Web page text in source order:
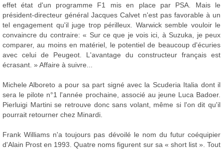
effet état d'un programme F1 mis en place par PSA. Mais le
président-directeur général Jacques Calvet n'est pas favorable à un
tel engagement qu'il juge trop périlleux. Warwick semble vouloir le
convaincre du contraire: « Sur ce que je vois ici, à Suzuka, je peux
comparer, au moins en matériel, le potentiel de beaucoup d'écuries
avec celui de Peugeot. L'avantage du constructeur français est
écrasant. » Affaire à suivre...
Michele Alboreto a pour sa part signé avec la Scuderia Italia dont il
sera le pilote n°1 l'année prochaine, associé au jeune Luca Badoer.
Pierluigi Martini se retrouve donc sans volant, même si l'on dit qu'il
pourrait retourner chez Minardi.
Frank Williams n'a toujours pas dévoilé le nom du futur coéquipier
d'Alain Prost en 1993. Quatre noms figurent sur sa « short list ». Tout